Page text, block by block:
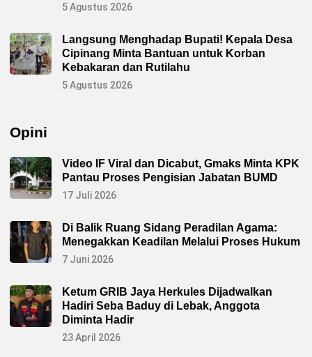
5 Agustus 2026
Langsung Menghadap Bupati! Kepala Desa
Cipinang Minta Bantuan untuk Korban
Kebakaran dan Rutilahu
5 Agustus 2026
Opini
Video IF Viral dan Dicabut, Gmaks Minta KPK
Pantau Proses Pengisian Jabatan BUMD
17 Juli 2026
Di Balik Ruang Sidang Peradilan Agama:
Menegakkan Keadilan Melalui Proses Hukum
7 Juni 2026
Ketum GRIB Jaya Herkules Dijadwalkan
Hadiri Seba Baduy di Lebak, Anggota
Diminta Hadir
23 April 2026